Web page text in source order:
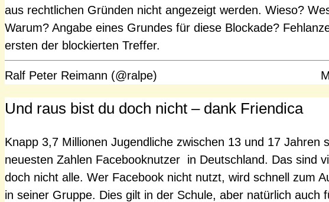
aus rechtlichen Gründen nicht angezeigt werden. Wieso?
Warum? Angabe eines Grundes für diese Blockade?
ersten der blockierten Treffer.
Ralf Peter Reimann (@ralpe)
Und raus bist du doch nicht – dank Friendica
Knapp 3,7 Millionen Jugendliche zwischen 13 und 17 Jahren
neuesten Zahlen Facebooknutzer in Deutschland. Das sind
doch nicht alle. Wer Facebook nicht nutzt, wird schnell zum
in seiner Gruppe. Dies gilt in der Schule, aber natürlich auch